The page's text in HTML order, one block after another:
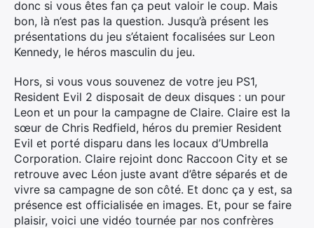
donc si vous êtes fan ça peut valoir le coup. Mais
bon, là n’est pas la question. Jusqu’à présent les
présentations du jeu s’étaient focalisées sur Leon
Kennedy, le héros masculin du jeu.
Hors, si vous vous souvenez de votre jeu PS1,
Resident Evil 2 disposait de deux disques : un pour
Leon et un pour la campagne de Claire. Claire est la
sœur de Chris Redfield, héros du premier Resident
Evil et porté disparu dans les locaux d’Umbrella
Corporation. Claire rejoint donc Raccoon City et se
retrouve avec Léon juste avant d’être séparés et de
vivre sa campagne de son côté. Et donc ça y est, sa
présence est officialisée en images. Et, pour se faire
plaisir, voici une vidéo tournée par nos confrères